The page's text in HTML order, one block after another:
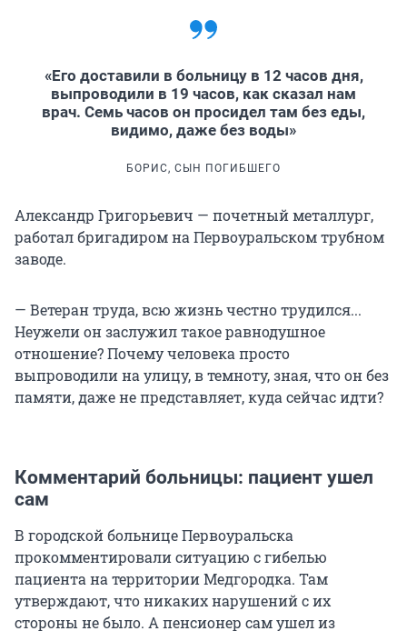
«Его доставили в больницу в 12 часов дня,
выпроводили в 19 часов, как сказал нам
врач. Семь часов он просидел там без еды,
видимо, даже без воды»
БОРИС, СЫН ПОГИБШЕГО
Александр Григорьевич — почетный металлург,
работал бригадиром на Первоуральском трубном
заводе.
— Ветеран труда, всю жизнь честно трудился...
Неужели он заслужил такое равнодушное
отношение? Почему человека просто
выпроводили на улицу, в темноту, зная, что он без
памяти, даже не представляет, куда сейчас идти?
Комментарий больницы: пациент ушел
сам
В городской больнице Первоуральска
прокомментировали ситуацию с гибелью
пациента на территории Медгородка. Там
утверждают, что никаких нарушений с их
стороны не было. А пенсионер сам ушел из